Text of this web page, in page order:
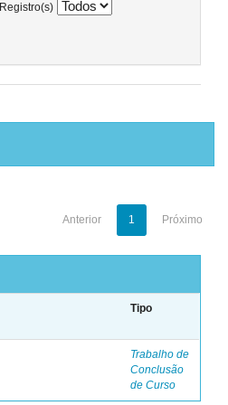
Registro(s)
Anterior 1 Próximo
Tipo
Trabalho de
Conclusão
de Curso